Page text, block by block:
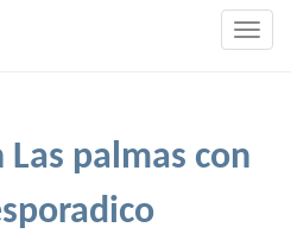
palmas con